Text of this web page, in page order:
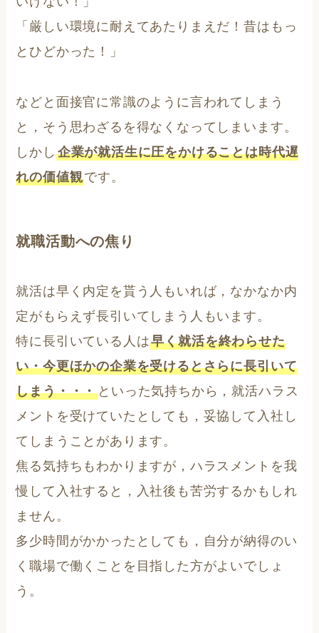
「厳しい環境に耐えてあたりまえだ！昔はもっ
とひどかった！」
などと面接官に常識のように言われてしまう
と，そう思わざるを得なくなってしまいます。
しかし 企業が就活生に圧をかけることは時代遅
れの価値観です。
就職活動への焦り
就活は早く内定を貰う人もいれば，なかなか内
定がもらえず長引いてしまう人もいます。
特に長引いている人は早く就活を終わらせた
い・今更ほかの企業を受けるとさらに長引いて
しまう・・・ といった気持ちから，就活ハラス
メントを受けていたとしても，妥協して入社し
てしまうことがあります。
焦る気持ちもわかりますが，ハラスメントを我
慢して入社すると，入社後も苦労するかもしれ
ません。
多少時間がかかったとしても，自分が納得のい
く職場で働くことを目指した方がよいでしょ
う。